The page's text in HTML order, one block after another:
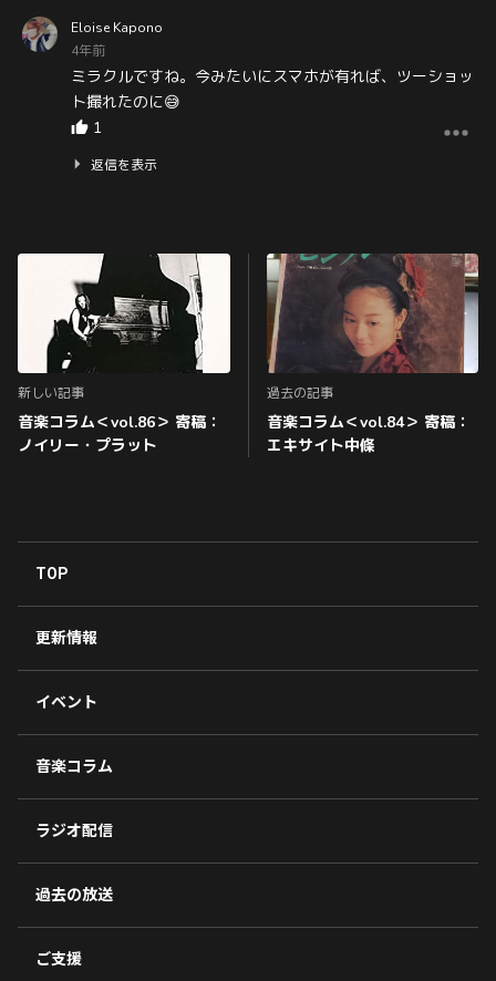
Eloise Kapono
4年前
ミラクルですね。今みたいにスマホが有れば、ツーショッ
ト撮れたのに😅
1
返信を表示
新しい記事
音楽コラム＜vol.86＞ 寄稿：
ノイリー・プラット
過去の記事
音楽コラム＜vol.84＞ 寄稿：
エキサイト中條
TOP
更新情報
イベント
音楽コラム
ラジオ配信
過去の放送
ご支援